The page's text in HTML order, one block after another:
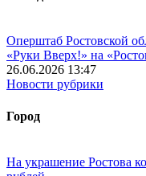
Оперштаб Ростовской
«Руки Вверх!» на
26.06.2026 13:47
Новости рубрики
Город
На украшение Ростова